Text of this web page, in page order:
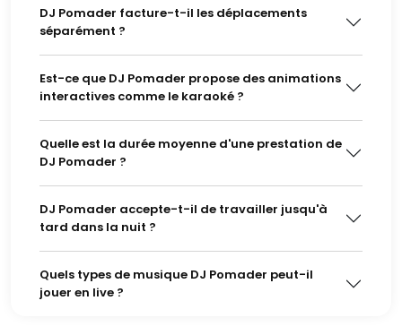
DJ Pomader facture-t-il les déplacements
séparément ?
Est-ce que DJ Pomader propose des animations
interactives comme le karaoké ?
Quelle est la durée moyenne d'une prestation de
DJ Pomader ?
DJ Pomader accepte-t-il de travailler jusqu'à
tard dans la nuit ?
Quels types de musique DJ Pomader peut-il
jouer en live ?